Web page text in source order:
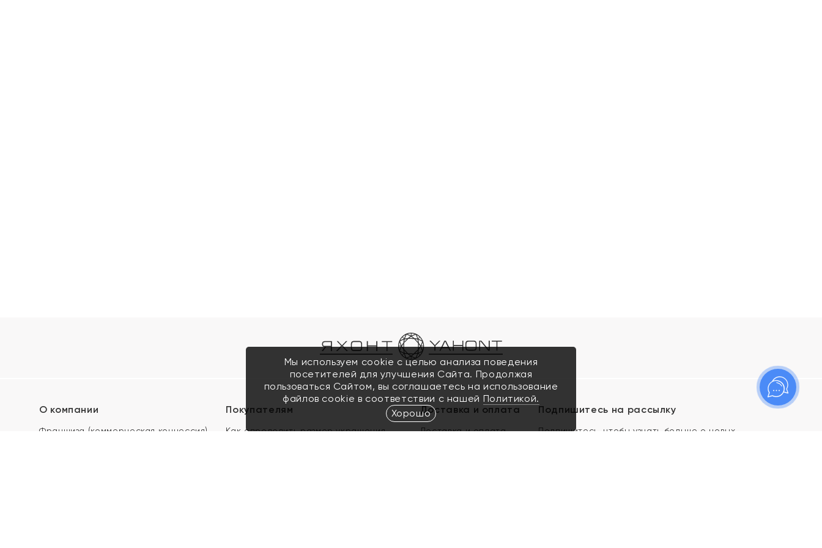
О компании
Франшиза (коммерческая концессия)
Покупателям
Как определить размер украшения
Доставка и оплата
Доставка и оплата
Подпишитесь на рассылку
Подпишитесь, чтобы узнать больше о новых
Мы используем cookie с целью анализа поведения
посетителей для улучшения Сайта. Продолжая
пользоваться Сайтом, вы соглашаетесь на использование
файлов cookie в соответствии с нашей Политикой.
Хорошо